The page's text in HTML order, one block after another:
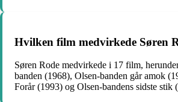
Hvilken film medvirkede Søren
Søren Rode medvirkede i 17 film,
banden (1968), Olsen-banden går amok
Forår (1993) og Olsen-bandens sidste stik